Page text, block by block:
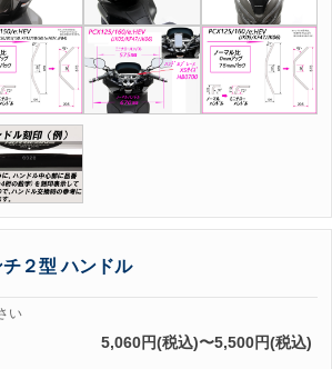
２型 ハンドル
い
5,060円(税込)〜5,500円(税込)